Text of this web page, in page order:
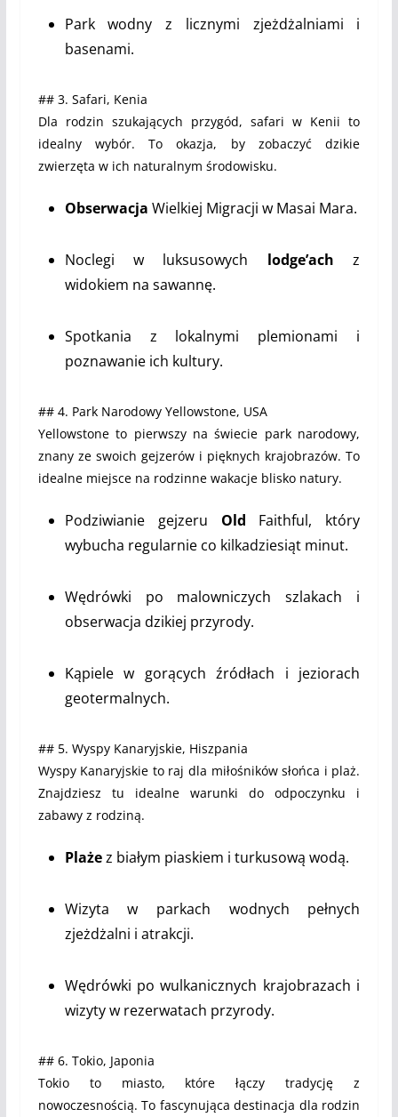
Park wodny z licznymi zjeżdżalniami i
basenami.
## 3. Safari, Kenia
Dla rodzin szukających przygód, safari w Kenii to
idealny wybór. To okazja, by zobaczyć dzikie
zwierzęta w ich naturalnym środowisku.
Obserwacja Wielkiej Migracji w Masai Mara.
Noclegi w luksusowych lodge’ach z
widokiem na sawannę.
Spotkania z lokalnymi plemionami i
poznawanie ich kultury.
## 4. Park Narodowy Yellowstone, USA
Yellowstone to pierwszy na świecie park narodowy,
znany ze swoich gejzerów i pięknych krajobrazów. To
idealne miejsce na rodzinne wakacje blisko natury.
Podziwianie gejzeru Old Faithful, który
wybucha regularnie co kilkadziesiąt minut.
Wędrówki po malowniczych szlakach i
obserwacja dzikiej przyrody.
Kąpiele w gorących źródłach i jeziorach
geotermalnych.
## 5. Wyspy Kanaryjskie, Hiszpania
Wyspy Kanaryjskie to raj dla miłośników słońca i plaż.
Znajdziesz tu idealne warunki do odpoczynku i
zabawy z rodziną.
Plażez białym piaskiem i turkusową wodą.
Wizyta w parkach wodnych pełnych
zjeżdżalni i atrakcji.
Wędrówki po wulkanicznych krajobrazach i
wizyty w rezerwatach przyrody.
## 6. Tokio, Japonia
Tokio to miasto, które łączy tradycję z
nowoczesnością. To fascynująca destinacja dla rodzin